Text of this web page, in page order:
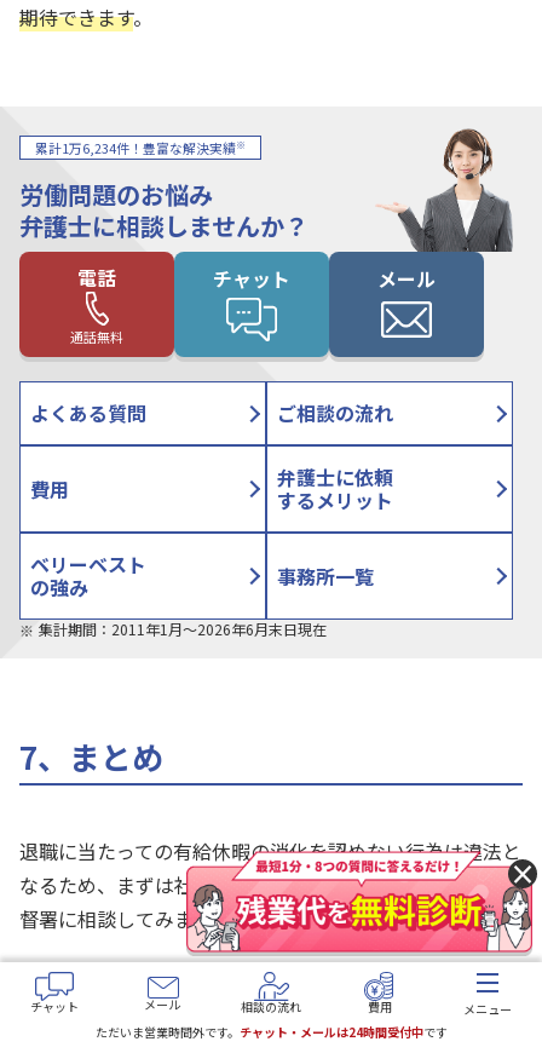
期待できます。
累計1万6,234件！豊富な解決実績※
労働問題のお悩み
弁護士に相談しませんか？
電話
通話無料
チャット メール
よくある質問 ご相談の流れ
費用 弁護士に依頼
するメリット
ベリーベスト
の強み 事務所一覧
集計期間：2011年1月〜2026年6月末日現在
7、まとめ
退職に当たっての有給休暇の消化を認めない行為は違法と
なるため、まずは社内の担当部署、労働組合、労働基準監
督署に相談してみましょう。
ただし、それでも有給消化を拒否する会社もあるかもしれ
ませんし、労働基準監督署は多くの労働者から相談を受け
チャット メール 相談の流れ 費用
メニュー
ただいま営業時間外です。 チャット・メールは24時間受付中です
×